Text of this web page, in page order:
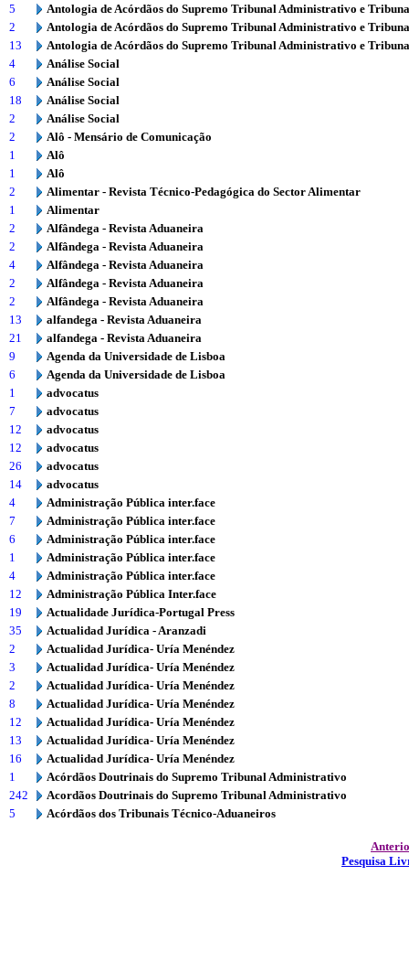
5
Antologia de Acórdãos do Supremo Tribunal Administrativo e
2
Antologia de Acórdãos do Supremo Tribunal Administrativo e
13
Antologia de Acórdãos do Supremo Tribunal Administrativo e
4
Análise Social
6
Análise Social
18
Análise Social
2
Análise Social
2
Alô - Mensário de Comunicação
1
Alô
1
Alô
2
Alimentar - Revista Técnico-Pedagógica do Sector Alimentar
1
Alimentar
2
Alfândega - Revista Aduaneira
2
Alfândega - Revista Aduaneira
4
Alfândega - Revista Aduaneira
2
Alfândega - Revista Aduaneira
2
Alfândega - Revista Aduaneira
13
alfandega - Revista Aduaneira
21
alfandega - Revista Aduaneira
9
Agenda da Universidade de Lisboa
6
Agenda da Universidade de Lisboa
1
advocatus
7
advocatus
12
advocatus
12
advocatus
26
advocatus
14
advocatus
4
Administração Pública inter.face
7
Administração Pública inter.face
6
Administração Pública inter.face
1
Administração Pública inter.face
4
Administração Pública inter.face
12
Administração Pública Inter.face
19
Actualidade Jurídica-Portugal Press
35
Actualidad Jurídica - Aranzadi
2
Actualidad Jurídica- Uría Menéndez
3
Actualidad Jurídica- Uría Menéndez
2
Actualidad Jurídica- Uría Menéndez
8
Actualidad Jurídica- Uría Menéndez
12
Actualidad Jurídica- Uría Menéndez
13
Actualidad Jurídica- Uría Menéndez
16
Actualidad Jurídica- Uría Menéndez
1
Acórdãos Doutrinais do Supremo Tribunal Administrativo
242
Acordãos Doutrinais do Supremo Tribunal Administrativo
5
Acórdãos dos Tribunais Técnico-Aduaneiros
Pesquisa